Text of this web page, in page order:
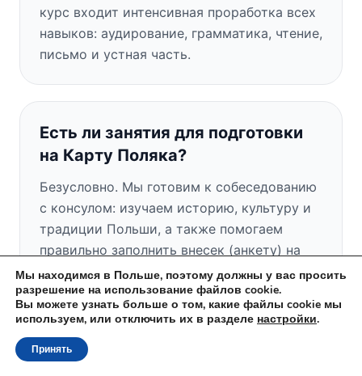
курс входит интенсивная проработка всех
навыков: аудирование, грамматика, чтение,
письмо и устная часть.
Есть ли занятия для подготовки
на Карту Поляка?
Безусловно. Мы готовим к собеседованию
с консулом: изучаем историю, культуру и
традиции Польши, а также помогаем
правильно заполнить внесек (анкету) на
Карту Поляка.
Есть ли у вас бесплатное пробное
Мы находимся в Польше, поэтому должны у вас просить
разрешение на использование файлов cookie.
Вы можете узнать больше о том, какие файлы cookie мы
используем, или отключить их в разделе настройки.
Принять